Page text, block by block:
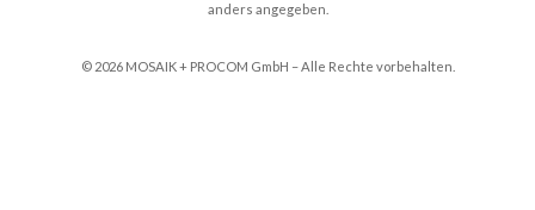
anders angegeben.